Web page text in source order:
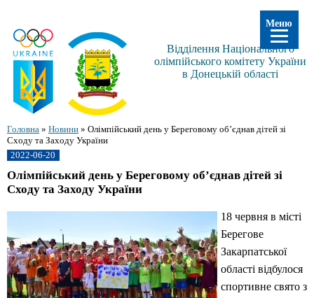
Відділення Національного
олімпійського комітету України
в Донецькій області
Головна » Новини » Олімпійський день у Береговому об’єднав дітей зі
Сходу та Заходу України
2022-06-20
Олімпійський день у Береговому об’єднав дітей зі
Сходу та Заходу України
18 червня в місті
Берегове
Закарпатської
області відбулося
спортивне свято з
Меню